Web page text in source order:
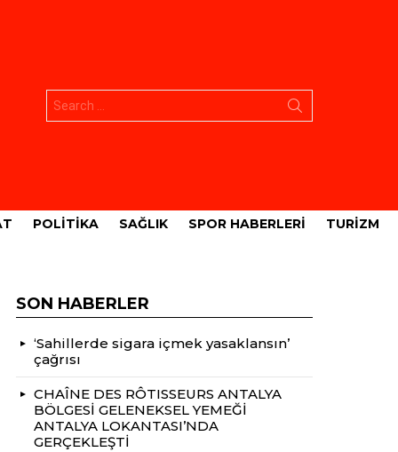
POLITIKA SAĞLIK SPOR HABERLERI TURIZM
SON HABERLER
‘Sahillerde sigara içmek yasaklansın’
çağrısı
CHAÎNE DES RÔTISSEURS ANTALYA
BÖLGESİ GELENEKSEL YEMEĞİ
ANTALYA LOKANTASI’NDA
GERÇEKLEŞTİ